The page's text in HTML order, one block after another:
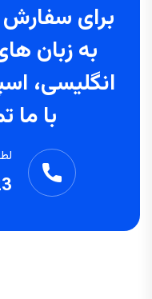
برای سفارش
به زبان
انگلیسی،
با ما